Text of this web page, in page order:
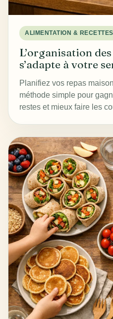
ALIMENTATION & RECETTES
L’organisation
s’adapte à votre
Planifiez vos repas
méthode simple pour
restes et mieux faire les